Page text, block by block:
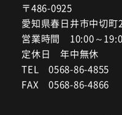
〒486-0925
愛知県春日井市中切町
営業時間 10:00～
定休日 年中無休
TEL 0568-86-4855
FAX 0568-86-4866